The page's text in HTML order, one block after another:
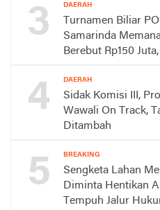
3 DAERAH
Turnamen Biliar
Samarinda
Berebut Rp150 Juta,
4 DAERAH
Sidak Komisi III,
Wawali On Track,
Ditambah
5 BREAKING
Sengketa Lahan
Diminta Hentikan
Tempuh Jalur